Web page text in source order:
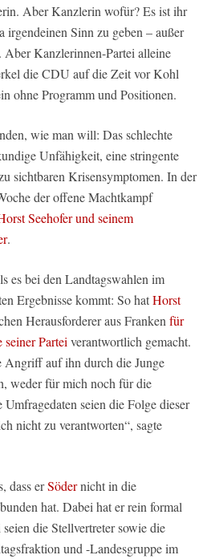
Aber Kanzlerin wofür? Es ist ihr
irgendeinen Sinn zu geben – außer
Aber Kanzlerinnen-Partei alleine
die CDU auf die Zeit vor Kohl
ohne Programm und Positionen.
wie man will: Das schlechte
Unfähigkeit, eine stringente
sichtbaren Krisensymptomen. In der
der offene Machtkampf
Seehofer und seinem
.
es bei den Landtagswahlen im
Ergebnisse kommt: So hatHorst
Herausforderer aus Frankenfür
seiner Parteiverantwortlich gemacht.
auf ihn durch die Junge
weder für mich noch für die
seien die Folge dieser
nicht zu verantworten“, sagte
dass erSödernicht in die
hat. Dabei hat er rein formal
die Stellvertreter sowie die
und -Landesgruppe im